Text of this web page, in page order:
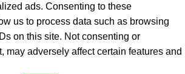
ads. Consenting to these
us to process data such as browsing
on this site. Not consenting or
may adversely affect certain features and